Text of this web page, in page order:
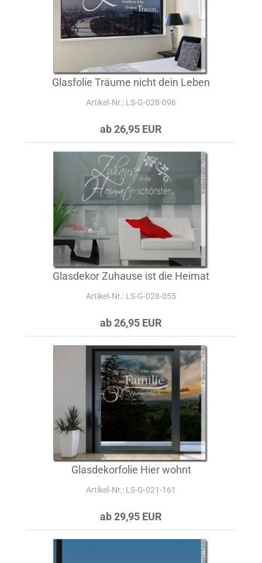
Glasfolie Träume nicht dein Leben
Artikel‑Nr.: LS-G-028-096
ab 26,95 EUR
Glasdekor Zuhause ist die Heimat
Artikel‑Nr.: LS-G-028-055
ab 26,95 EUR
Glasdekorfolie Hier wohnt
Artikel‑Nr.: LS-G-021-161
ab 29,95 EUR